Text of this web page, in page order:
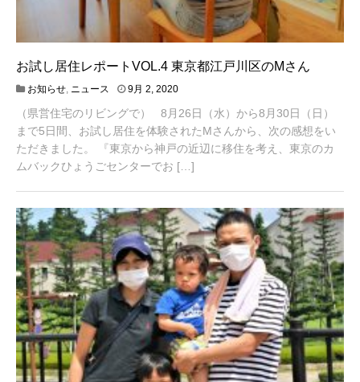
お試し居住レポートVOL.4 東京都江戸川区のMさん
お知らせ, ニュース 9月 2, 20204
2
0
2
0
（県営住宅のリビングで） 8月26日（水）から8月30日（日）
まで5日間、お試し居住を体験されたMさんから、次の感想をい
ただきました。 『東京から神戸の近辺に移住を考え、東京のカ
ムバックひょうごセンターでお […]